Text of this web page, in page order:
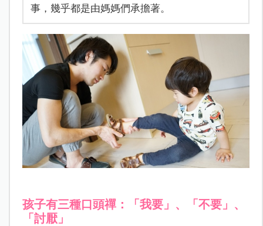
事，幾乎都是由媽媽們承擔著。
孩子有三種口頭禪：「我要」、「 不要」、
「討厭」